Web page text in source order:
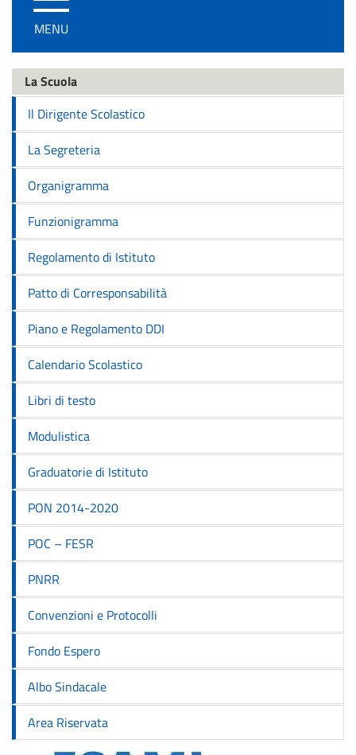
/
disattiva
navigazione
MENU
La Scuola
Il Dirigente Scolastico
La Segreteria
Organigramma
Funzionigramma
Regolamento di Istituto
Patto di Corresponsabilità
Piano e Regolamento DDI
Calendario Scolastico
Libri di testo
Modulistica
Graduatorie di Istituto
PON 2014-2020
POC – FESR
PNRR
Convenzioni e Protocolli
Fondo Espero
Albo Sindacale
Area Riservata